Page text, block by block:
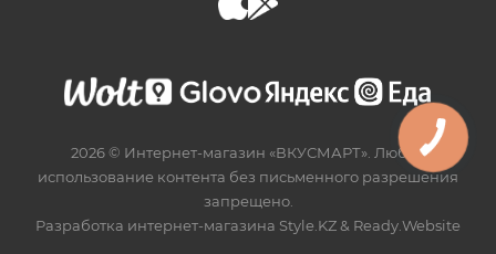
2026 © Интернет-магазин «ВКУСМАРТ». Любое
использование контента без письменного разрешения
запрещено.
Разработка интернет-магазина Style.KZ& Ready.Website